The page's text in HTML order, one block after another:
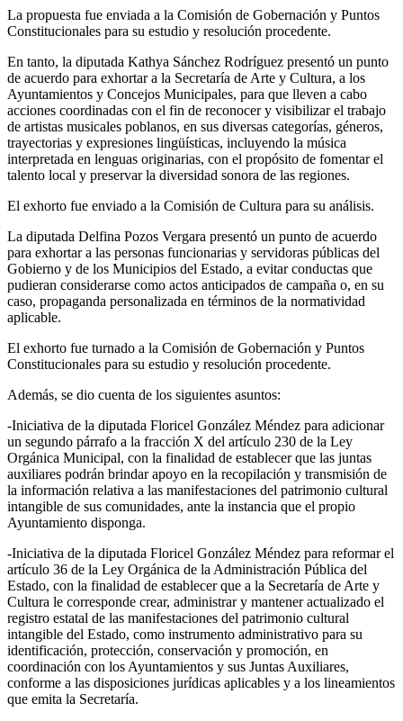
La propuesta fue enviada a la Comisión de Gobernación y Puntos
Constitucionales para su estudio y resolución procedente.
En tanto, la diputada Kathya Sánchez Rodríguez presentó un punto
de acuerdo para exhortar a la Secretaría de Arte y Cultura, a los
Ayuntamientos y Concejos Municipales, para que lleven a cabo
acciones coordinadas con el fin de reconocer y visibilizar el trabajo
de artistas musicales poblanos, en sus diversas categorías, géneros,
trayectorias y expresiones lingüísticas, incluyendo la música
interpretada en lenguas originarias, con el propósito de fomentar el
talento local y preservar la diversidad sonora de las regiones.
El exhorto fue enviado a la Comisión de Cultura para su análisis.
La diputada Delfina Pozos Vergara presentó un punto de acuerdo
para exhortar a las personas funcionarias y servidoras públicas del
Gobierno y de los Municipios del Estado, a evitar conductas que
pudieran considerarse como actos anticipados de campaña o, en su
caso, propaganda personalizada en términos de la normatividad
aplicable.
El exhorto fue turnado a la Comisión de Gobernación y Puntos
Constitucionales para su estudio y resolución procedente.
Además, se dio cuenta de los siguientes asuntos:
-Iniciativa de la diputada Floricel González Méndez para adicionar
un segundo párrafo a la fracción X del artículo 230 de la Ley
Orgánica Municipal, con la finalidad de establecer que las juntas
auxiliares podrán brindar apoyo en la recopilación y transmisión de
la información relativa a las manifestaciones del patrimonio cultural
intangible de sus comunidades, ante la instancia que el propio
Ayuntamiento disponga.
-Iniciativa de la diputada Floricel González Méndez para reformar el
artículo 36 de la Ley Orgánica de la Administración Pública del
Estado, con la finalidad de establecer que a la Secretaría de Arte y
Cultura le corresponde crear, administrar y mantener actualizado el
registro estatal de las manifestaciones del patrimonio cultural
intangible del Estado, como instrumento administrativo para su
identificación, protección, conservación y promoción, en
coordinación con los Ayuntamientos y sus Juntas Auxiliares,
conforme a las disposiciones jurídicas aplicables y a los lineamientos
que emita la Secretaría.